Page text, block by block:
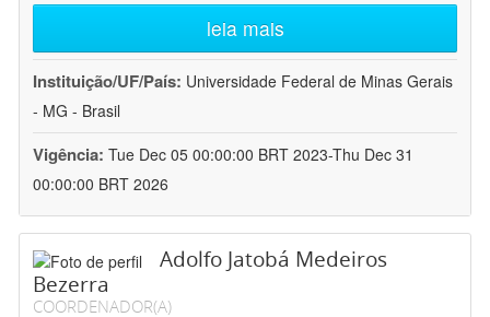
leia mais
Instituição/UF/País: Universidade Federal de Minas Gerais
- MG - Brasil
Vigência: Tue Dec 05 00:00:00 BRT 2023-Thu Dec 31
00:00:00 BRT 2026
Adolfo Jatobá Medeiros
Bezerra
COORDENADOR(A)